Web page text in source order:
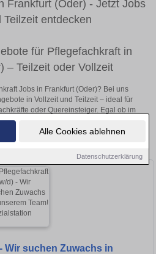
Alle Cookies ablehnen
Datenschutzerklärung
Frankfurt (Oder) - Jetzt Jobs
Teilzeit entdecken
für Pflegefachkraft in
– Teilzeit oder Vollzeit
Jobs in Frankfurt (Oder)? Bei uns
in Vollzeit und Teilzeit – ideal für
oder Quereinsteiger. Egal ob im
Sie jetzt neue Chancen in Ihrer
direkt auf passende Pflegefachkraft-
Frankfurt (Oder)!
Wir suchen Zuwachs in